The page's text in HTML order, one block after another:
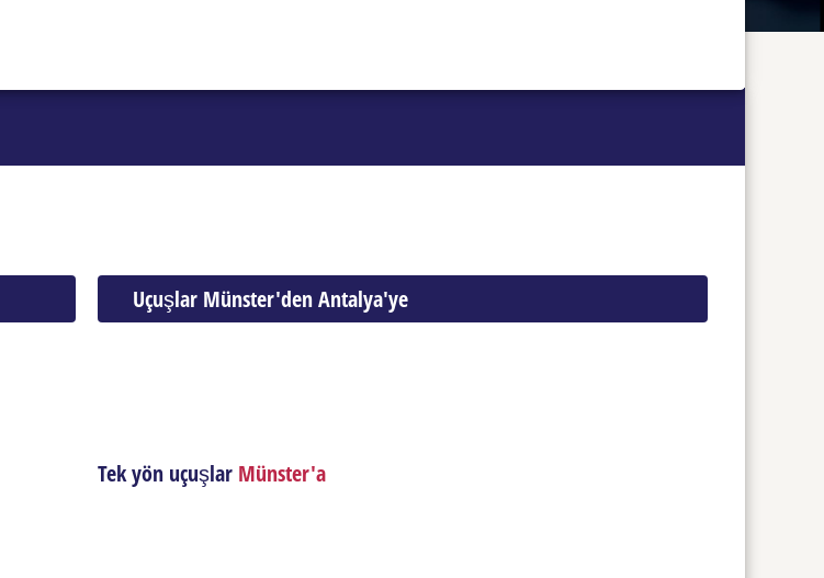
Uçuşlar Münster'den Antalya'ye
Tek yön uçuşlar Münster'a